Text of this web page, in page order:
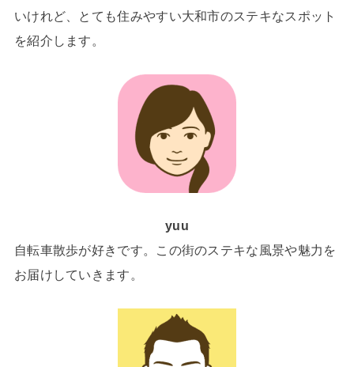
いけれど、とても住みやすい大和市のステキなスポット
を紹介します。
yuu
自転車散歩が好きです。この街のステキな風景や魅力を
お届けしていきます。